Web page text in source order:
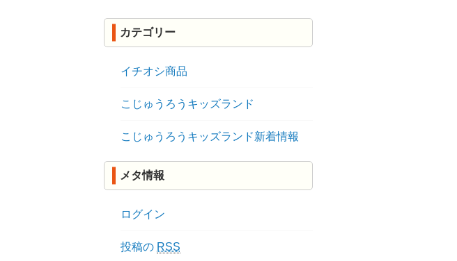
カテゴリー
イチオシ商品
こじゅうろうキッズランド
こじゅうろうキッズランド新着情報
メタ情報
ログイン
投稿の RSS